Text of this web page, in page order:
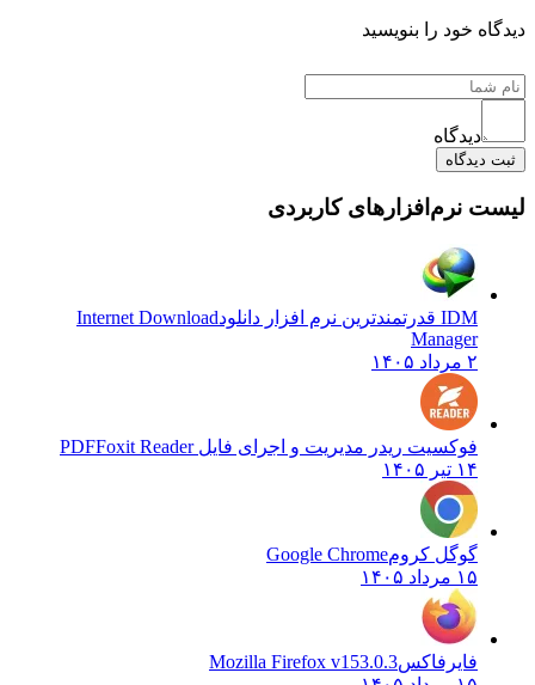
خود را بنویسید
دیدگاه
دیدگاه
نرم‌افزارهای کاربردی
IDM قدرتمندترین نرم افزار دانلود
Internet Download
Manager
فوکسیت ریدر مدیریت و اجرای فایل PDFFoxit Reader
گوگل کرومGoogle Chrome
فایرفاکسMozilla Firefox v153.0.3